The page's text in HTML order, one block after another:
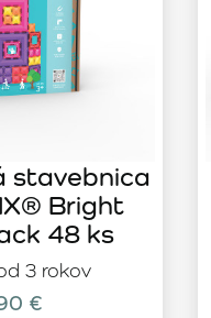
3 rokov
stavebnica
Bright
48 ks
€